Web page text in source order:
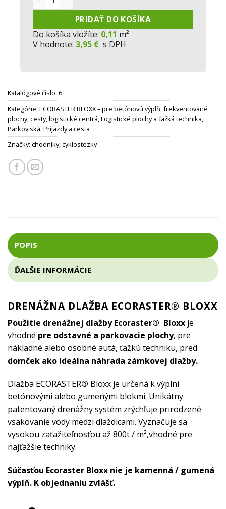
PRIDAŤ DO KOŠÍKA
Do košíka vložíte: 0,11 m²
V hodnote: 3,95 € s DPH
Katalógové číslo: 6
Kategórie: ECORASTER BLOXX – pre betónovú výplň, frekventované
plochy, cesty, logistické centrá,Logistické plochy a ťažká technika,
Parkoviská,Príjazdy a cesta
Značky: chodníky,cyklostezky
POPIS
ĎALŠIE INFORMÁCIE
DRENÁŽNA DLAŽBA ECORASTER® BLOXX
Použitie drenážnej dlažby Ecoraster® Bloxx je
vhodné pre odstavné a parkovacie plochy, pre
nákladné alebo osobné autá, ťažkú techniku, pred
domček ako ideálna náhrada zámkovej dlažby.
Dlažba ECORASTER® Bloxx je určená k výplni
betónovými alebo gumenými blokmi. Unikátny
patentovaný drenážny systém zrýchľuje prirodzené
vsakovanie vody medzi dlaždicami. Vyznačuje sa
vysokou zaťažiteľnosťou až 800t / m²,vhodné pre
najťažšie techniky.
Súčasťou Ecoraster Bloxx nie je kamenná / gumená
výplň. K objednaniu zvlášť.